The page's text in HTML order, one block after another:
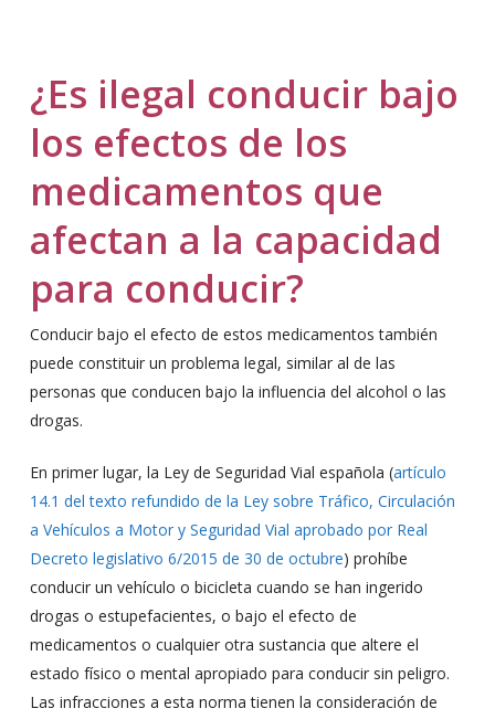
¿Es ilegal conducir bajo
los efectos de los
medicamentos que
afectan a la capacidad
para conducir?
Conducir bajo el efecto de estos medicamentos también
puede constituir un problema legal, similar al de las
personas que conducen bajo la influencia del alcohol o las
drogas.
En primer lugar, la Ley de Seguridad Vial española (artículo
14.1 del texto refundido de la Ley sobre Tráfico, Circulación
a Vehículos a Motor y Seguridad Vial aprobado por Real
Decreto legislativo 6/2015 de 30 de octubre) prohíbe
conducir un vehículo o bicicleta cuando se han ingerido
drogas o estupefacientes, o bajo el efecto de
medicamentos o cualquier otra sustancia que altere el
estado físico o mental apropiado para conducir sin peligro.
Las infracciones a esta norma tienen la consideración de